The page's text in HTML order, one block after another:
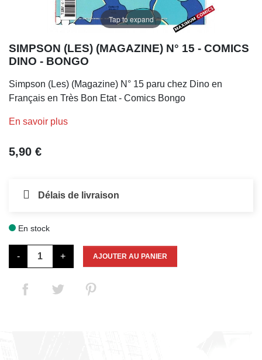
Tap to expand
SIMPSON (LES) (MAGAZINE) N° 15 - COMICS
DINO - BONGO
Simpson (Les) (Magazine) N° 15 paru chez Dino en
Français en Très Bon Etat - Comics Bongo
En savoir plus
5,90 €
Délais de livraison
En stock
- + AJOUTER AU PANIER